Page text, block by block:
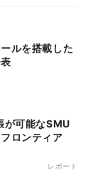
ルを搭載した
が可能なSMU
ロンティア
レポート